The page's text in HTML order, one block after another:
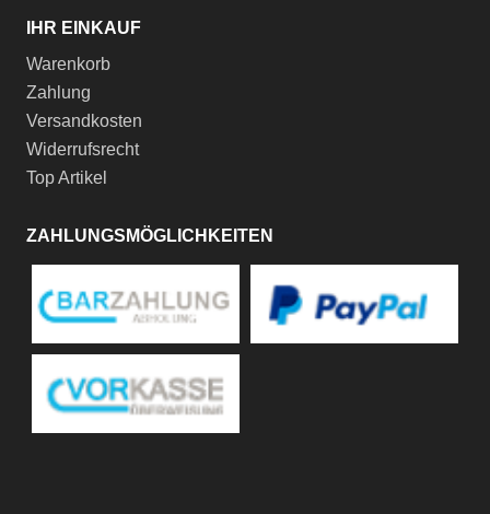
IHR EINKAUF
Warenkorb
Zahlung
Versandkosten
Widerrufsrecht
Top Artikel
ZAHLUNGSMÖGLICHKEITEN